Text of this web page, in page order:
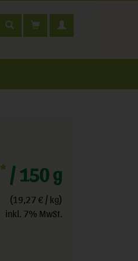
* / 150 g
(19,27 € / kg)
inkl. 7% MwSt.